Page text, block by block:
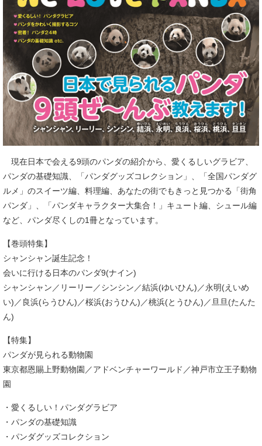
現在日本で会える9頭のパンダの紹介から、愛くるしいグラビア、
パンダの基礎知識、「パンダグッズコレクション」、「全国パンダグ
ルメ」のスイーツ編、料理編、あなたの街でもきっと見つかる「街角
パンダ」、「パンダキャラクター大集合！」キュート編、シュール編
など、パンダ尽くしの1冊となっています。
【巻頭特集】
シャンシャン誕生記念！
会いに行ける日本のパンダ9(ナイン)
シャンシャン／リーリー／シンシン／結浜(ゆいひん)／永明(えいめ
い)／良浜(らうひん)／桜浜(おうひん)／桃浜(とうひん)／旦旦(たんた
ん)
【特集】
パンダが見られる動物園
東京都恩賜上野動物園／アドベンチャーワールド／神戸市立王子動物
園
・愛くるしい！パンダグラビア
・パンダの基礎知識
・パンダグッズコレクション